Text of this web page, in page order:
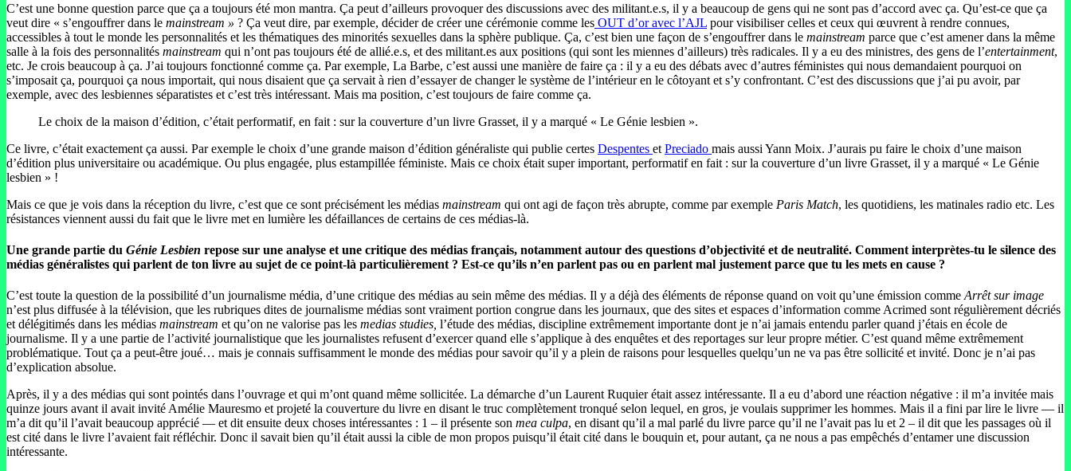
C’est une bonne question parce que ça a toujours été mon mantra. Ça peut d’ailleurs provoquer des discussions avec des militant.e.s, il y a beaucoup de gens qui ne sont pas d’accord avec ça. Qu’est-ce que ça
veut dire « s’engouffrer dans le mainstream » ? Ça veut dire, par exemple, décider de créer une cérémonie comme les OUT d’or avec l’AJL pour visibiliser celles et ceux qui œuvrent à rendre connues,
accessibles à tout le monde les personnalités et les thématiques des minorités sexuelles dans la sphère publique. Ça, c’est bien une façon de s’engouffrer dans le mainstream parce que c’est amener dans la même
salle à la fois des personnalités mainstream qui n’ont pas toujours été de allié.e.s, et des militant.es aux positions (qui sont les miennes d’ailleurs) très radicales. Il y a eu des ministres, des gens de l’entertainment,
etc. Je crois beaucoup à ça. J’ai toujours fonctionné comme ça. Par exemple, La Barbe, c’est aussi une manière de faire ça : il y a eu des débats avec d’autres féministes qui nous demandaient pourquoi on
s’imposait ça, pourquoi ça nous importait, qui nous disaient que ça servait à rien d’essayer de changer le système de l’intérieur en le côtoyant et s’y confrontant. C’est des discussions que j’ai pu avoir, par
exemple, avec des lesbiennes séparatistes et c’est très intéressant. Mais ma position, c’est toujours de faire comme ça.
Le choix de la maison d’édition, c’était performatif, en fait : sur la couverture d’un livre Grasset, il y a marqué « Le Génie lesbien ».
Ce livre, c’était exactement ça aussi. Par exemple le choix d’une grande maison d’édition généraliste qui publie certes Despentes et Preciado mais aussi Yann Moix. J’aurais pu faire le choix d’une maison
d’édition plus universitaire ou académique. Ou plus engagée, plus estampillée féministe. Mais ce choix était super important, performatif en fait : sur la couverture d’un livre Grasset, il y a marqué « Le Génie
lesbien » !
Mais ce que je vois dans la réception du livre, c’est que ce sont précisément les médias mainstream qui ont agi de façon très abrupte, comme par exemple Paris Match, les quotidiens, les matinales radio etc. Les
résistances viennent aussi du fait que le livre met en lumière les défaillances de certains de ces médias-là.
Une grande partie du Génie Lesbien repose sur une analyse et une critique des médias français, notamment autour des questions d’objectivité et de neutralité. Comment interprètes-tu le silence des
médias généralistes qui parlent de ton livre au sujet de ce point-là particulièrement ? Est-ce qu’ils n’en parlent pas ou en parlent mal justement parce que tu les mets en cause ?
C’est toute la question de la possibilité d’un journalisme média, d’une critique des médias au sein même des médias. Il y a déjà des éléments de réponse quand on voit qu’une émission commeArrêt sur image
n’est plus diffusée à la télévision, que les rubriques dites de journalisme médias sont vraiment portion congrue dans les journaux, que des sites et espaces d’information comme Acrimed sont régulièrement décriés
et délégitimés dans les médias mainstream et qu’on ne valorise pas les medias studies, l’étude des médias, discipline extrêmement importante dont je n’ai jamais entendu parler quand j’étais en école de
journalisme. Il y a une partie de l’activité journalistique que les journalistes refusent d’exercer quand elle s’applique à des enquêtes et des reportages sur leur propre métier. C’est quand même extrêmement
problématique. Tout ça a peut-être joué… mais je connais suffisamment le monde des médias pour savoir qu’il y a plein de raisons pour lesquelles quelqu’un ne va pas être sollicité et invité. Donc je n’ai pas
d’explication absolue.
Après, il y a des médias qui sont pointés dans l’ouvrage et qui m’ont quand même sollicitée. La démarche d’un Laurent Ruquier était assez intéressante. Il a eu d’abord une réaction négative : il m’a invitée mais
quinze jours avant il avait invité Amélie Mauresmo et projeté la couverture du livre en disant le truc complètement tronqué selon lequel, en gros, je voulais supprimer les hommes. Mais il a fini par lire le livre — il
m’a dit qu’il l’avait beaucoup apprécié — et dit ensuite deux choses intéressantes : 1 – il présente son mea culpa, en disant qu’il a mal parlé du livre parce qu’il ne l’avait pas lu et 2 – il dit que les passages où il
est cité dans le livre l’avaient fait réfléchir. Donc il savait bien qu’il était aussi la cible de mon propos puisqu’il était cité dans le bouquin et, pour autant, ça ne nous a pas empêchés d’entamer une discussion
intéressante.